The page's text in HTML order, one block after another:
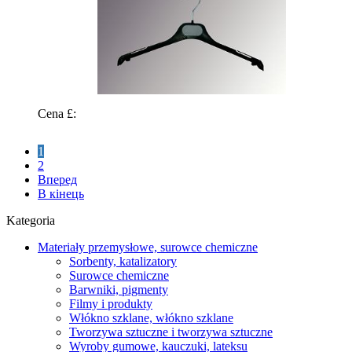
Cena £:
1
2
Вперед
В кінець
Kategoria
Materiały przemysłowe, surowce chemiczne
Sorbenty, katalizatory
Surowce chemiczne
Barwniki, pigmenty
Filmy i produkty
Włókno szklane, włókno szklane
Tworzywa sztuczne i tworzywa sztuczne
Wyroby gumowe, kauczuki, lateksu